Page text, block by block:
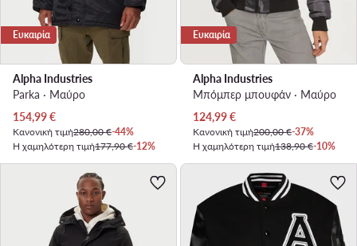
Ευκαιρία
Alpha Industries
Parka · Μαύρο
Τρέχουσα τιμή
154,99€
Κανονική τιμή280,00 €-44%
Η χαμηλότερη τιμή177,90 €-12%
Ευκαιρία
Alpha Industries
Μπόμπερ μπουφάν · Μαύρο
Τρέχουσα τιμή
124,99€
Κανονική τιμή200,00 €-37%
Η χαμηλότερη τιμή138,90 €-10%